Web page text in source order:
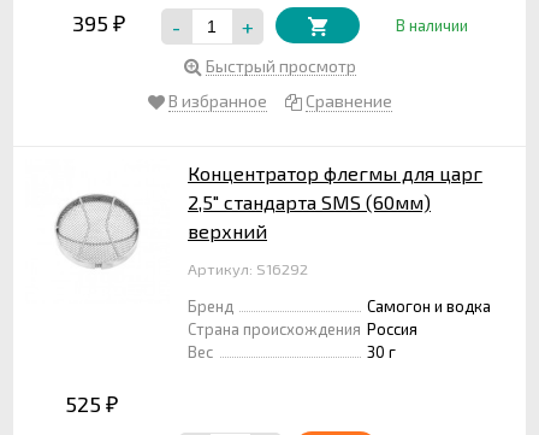
395 ₽ - + В наличии
Быстрый просмотр
В избранное
Сравнение
Концентратор флегмы для царг
2,5" стандарта SMS (60мм)
верхний
Артикул: S16292
Бренд
Самогон и водка
Страна происхождения Россия
Вес
30 г
525 ₽